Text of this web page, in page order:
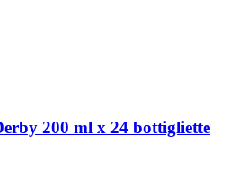
200 ml x 24 bottigliette